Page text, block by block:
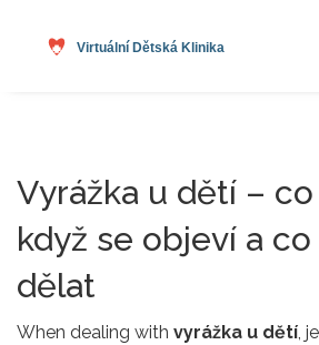
Vyrážka u dětí –
když se objeví a
dělat
When dealing with vyrážka u dětí,